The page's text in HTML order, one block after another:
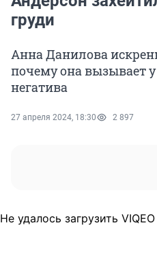
груди
Анна Данилова
почему она вызывает
негатива
27 апреля 2024, 18:30 2 897
Не удалось загрузить VIQEO